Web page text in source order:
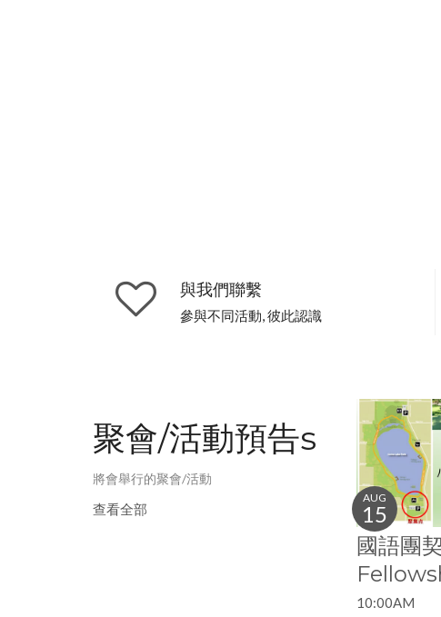
與我們聯繫
參與不同活動, 彼此認識
聚會/活動預告s
將會舉行的聚會/活動
查看全部
國語團
AUG
15
10:00AM